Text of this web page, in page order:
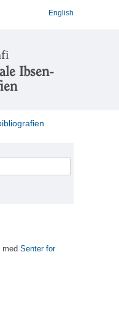
English
Ibsen-
med Senter for